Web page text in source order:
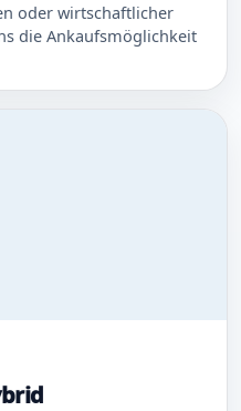
oder wirtschaftlicher
die Ankaufsmöglichkeit